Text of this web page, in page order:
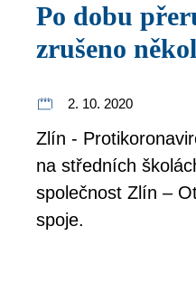
Po dobu přerušené výuky na středních školách bude
zrušeno
2. 10. 2020
Zlín -
na středních
společnost Zlín –
spoje.